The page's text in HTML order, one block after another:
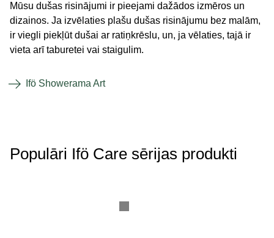
Mūsu dušas risinājumi ir pieejami dažādos izmēros un
dizainos. Ja izvēlaties plašu dušas risinājumu bez malām,
ir viegli piekļūt dušai ar ratiņkrēslu, un, ja vēlaties, tajā ir
vieta arī taburetei vai staigulim.
Ifö Showerama Art
Populāri Ifö Care sērijas produkti